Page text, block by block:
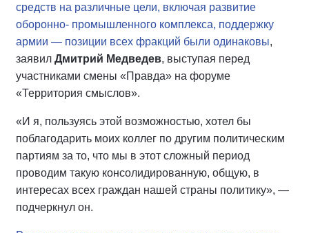
средств на различные цели, включая развитие
оборонно- промышленного комплекса, поддержку
армии — позиции всех фракций были одинаковы,
заявил Дмитрий Медведев, выступая перед
участниками смены «Правда» на форуме
«Территория смыслов».
«И я, пользуясь этой возможностью, хотел бы
поблагодарить моих коллег по другим политическим
партиям за то, что мы в этот сложный период
проводим такую консолидированную, общую, в
интересах всех граждан нашей страны политику», —
подчеркнул он.